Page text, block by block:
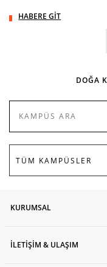
HABERE GİT
DOĞA
KURUMSAL
İLETİŞİM & ULAŞIM